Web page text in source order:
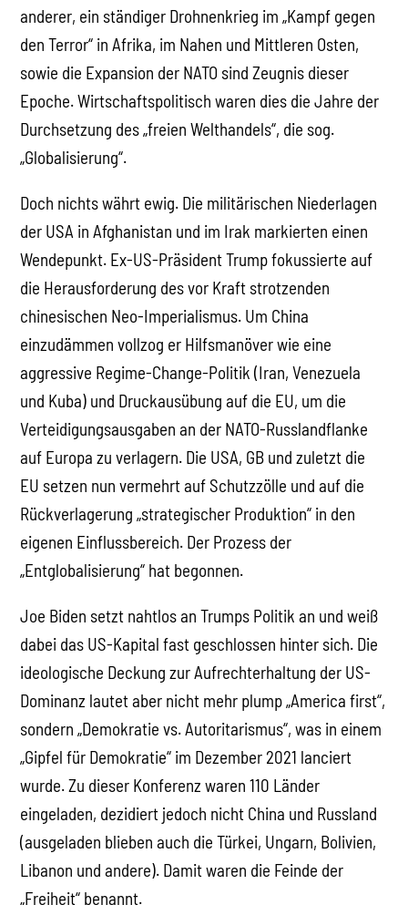
anderer, ein ständiger Drohnenkrieg im „Kampf gegen
den Terror“ in Afrika, im Nahen und Mittleren Osten,
sowie die Expansion der NATO sind Zeugnis dieser
Epoche. Wirtschaftspolitisch waren dies die Jahre der
Durchsetzung des „freien Welthandels“, die sog.
„Globalisierung“.
Doch nichts währt ewig. Die militärischen Niederlagen
der USA in Afghanistan und im Irak markierten einen
Wendepunkt. Ex-US-Präsident Trump fokussierte auf
die Herausforderung des vor Kraft strotzenden
chinesischen Neo-Imperialismus. Um China
einzudämmen vollzog er Hilfsmanöver wie eine
aggressive Regime-Change-Politik (Iran, Venezuela
und Kuba) und Druckausübung auf die EU, um die
Verteidigungsausgaben an der NATO-Russlandflanke
auf Europa zu verlagern. Die USA, GB und zuletzt die
EU setzen nun vermehrt auf Schutzzölle und auf die
Rückverlagerung „strategischer Produktion“ in den
eigenen Einflussbereich. Der Prozess der
„Entglobalisierung“ hat begonnen.
Joe Biden setzt nahtlos an Trumps Politik an und weiß
dabei das US-Kapital fast geschlossen hinter sich. Die
ideologische Deckung zur Aufrechterhaltung der US-
Dominanz lautet aber nicht mehr plump „America first“,
sondern „Demokratie vs. Autoritarismus“, was in einem
„Gipfel für Demokratie“ im Dezember 2021 lanciert
wurde. Zu dieser Konferenz waren 110 Länder
eingeladen, dezidiert jedoch nicht China und Russland
(ausgeladen blieben auch die Türkei, Ungarn, Bolivien,
Libanon und andere). Damit waren die Feinde der
„Freiheit“ benannt.